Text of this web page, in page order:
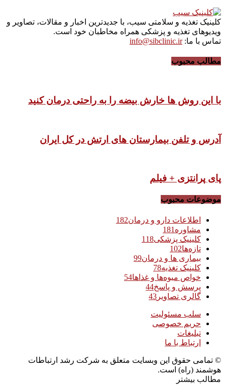
کلینیک تغذیه و سلامتی سیب، با جدیدترین اخبار و مقالات، تصاویر و
ویدیوهای تغذیه و پزشکی همراه مخاطبان خود است.
تماس با ما:info@sibclinic.ir
مطالب محبوب
با این روش ها خارش بیضه را به راحتی درمان کنید
آدرس و تلفن بیمارستان های ارتش در کل ایران
پای پرانتزی + فیلم
موضوعات محبوب
اطلاعات دارو و درمان182
مشاوره 181
کلینیک پزشکی118
تازه‌ها102
بیماری ها و درمان99
کلینیک تغذیه78
خواص میوه‌ها و غذاها54
پرسش و پاسخ44
گالری تصاویر 43
سلب مسئولیت
حریم خصوصی
تبلیغات
ارتباط با ما
© تمامی حقوق این وبسایت متعلق به شرکت رشد ارتباطات
هوشمند (راه) است.
مطالب بیشتر